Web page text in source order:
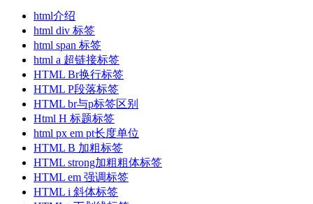
html介绍
html div 标签
html span 标签
html a 超链接标签
HTML Br换行标签
HTML P段落标签
HTML br与p标签区别
Html H 标题标签
html px em pt长度单位
HTML B 加粗标签
HTML strong加粗粗体标签
HTML em 强调标签
HTML i 斜体标签